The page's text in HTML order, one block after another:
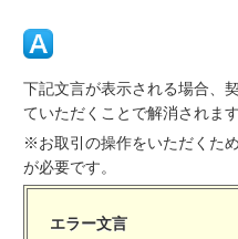
下記文言が表示される場合、
ていただくことで解消されます
※お取引の操作をいただくた
が必要です。
エラー文言